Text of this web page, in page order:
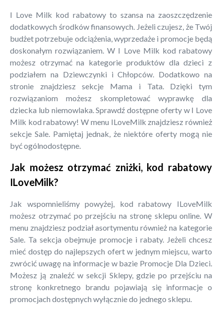
I Love Milk kod rabatowy to szansa na zaoszczędzenie
dodatkowych środków finansowych. Jeżeli czujesz, że Twój
budżet potrzebuje odciążenia, wyprzedaże i promocje będą
doskonałym rozwiązaniem. W I Love Milk kod rabatowy
możesz otrzymać na kategorie produktów dla dzieci z
podziałem na Dziewczynki i Chłopców. Dodatkowo na
stronie znajdziesz sekcje Mama i Tata. Dzięki tym
rozwiązaniom możesz skompletować wyprawkę dla
dziecka lub niemowlaka. Sprawdź dostępne oferty w I Love
Milk kod rabatowy! W menu ILoveMilk znajdziesz również
sekcje Sale. Pamiętaj jednak, że niektóre oferty mogą nie
być ogólnodostępne.
Jak możesz otrzymać zniżki, kod rabatowy
ILoveMilk?
Jak wspomnieliśmy powyżej, kod rabatowy ILoveMilk
możesz otrzymać po przejściu na stronę sklepu online. W
menu znajdziesz podział asortymentu również na kategorie
Sale. Ta sekcja obejmuje promocje i rabaty. Jeżeli chcesz
mieć dostęp do najlepszych ofert w jednym miejscu, warto
zwrócić uwagę na informacje w bazie Promocje Dla Dzieci.
Możesz ją znaleźć w sekcji Sklepy, gdzie po przejściu na
stronę konkretnego brandu pojawiają się informacje o
promocjach dostępnych wyłącznie do jednego sklepu.